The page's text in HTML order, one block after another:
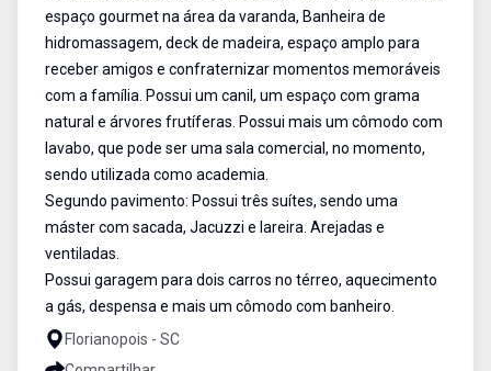
espaço gourmet na área da varanda, Banheira de
hidromassagem, deck de madeira, espaço amplo para
receber amigos e confraternizar momentos memoráveis
com a família. Possui um canil, um espaço com grama
natural e árvores frutíferas. Possui mais um cômodo com
lavabo, que pode ser uma sala comercial, no momento,
sendo utilizada como academia.
Segundo pavimento: Possui três suítes, sendo uma
máster com sacada, Jacuzzi e lareira. Arejadas e
ventiladas.
Possui garagem para dois carros no térreo, aquecimento
a gás, despensa e mais um cômodo com banheiro.
Florianopois - SC